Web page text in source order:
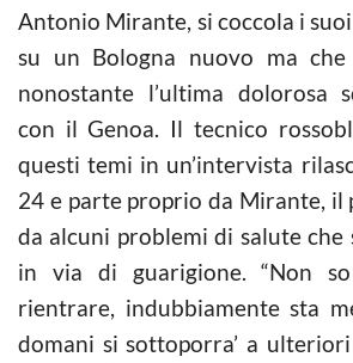
Antonio Mirante, si coccola i
su un Bologna nuovo ma
nonostante l’ultima dolorosa
con il Genoa. Il tecnico
questi temi in un’intervista
24 e parte proprio da Mirante,
da alcuni problemi di salute che
in via di guarigione. “Non so
rientrare, indubbiamente sta
domani si sottoporra’ a